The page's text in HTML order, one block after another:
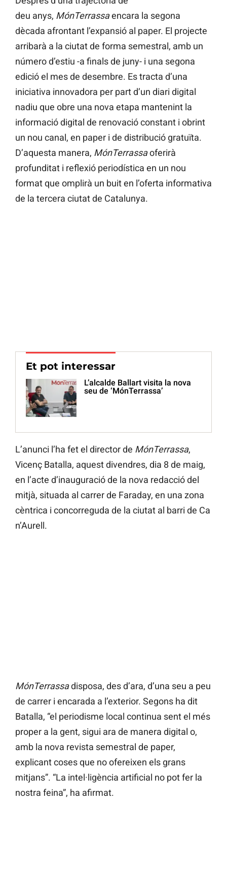
deu anys, MónTerrassaencara la segona
dècada afrontant l’expansió al paper. El projecte
arribarà a la ciutat de forma semestral, amb un
número d’estiu -a finals de juny- i una segona
edició el mes de desembre. Es tracta d’una
iniciativa innovadora per part d’un diari digital
nadiu que obre una nova etapa mantenint la
informació digital de renovació constant i obrint
un nou canal, en paper i de distribució gratuïta.
D’aquesta manera, MónTerrassaoferirà
profunditat i reflexió periodística en un nou
format que omplirà un buit en l’oferta informativa
de la tercera ciutat de Catalunya.
Et pot interessar
L’alcalde Ballart visita la nova
seu de ‘MónTerrassa’
L’anunci l’ha fet el director de MónTerrassa,
Vicenç Batalla, aquest divendres, dia 8 de maig,
en l’acte d’inauguració de la nova redacció del
mitjà, situada al carrer de Faraday, en una zona
cèntrica i concorreguda de la ciutat al barri de Ca
n’Aurell.
MónTerrassadisposa, des d’ara, d’una seu a peu
de carrer i encarada a l’exterior. Segons ha dit
Batalla, “el periodisme local continua sent el més
proper a la gent, sigui ara de manera digital o,
amb la nova revista semestral de paper,
explicant coses que no ofereixen els grans
mitjans”. “La intel·ligència artificial no pot fer la
nostra feina”, ha afirmat.